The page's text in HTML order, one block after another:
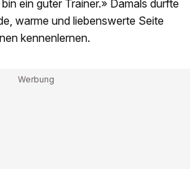
ein guter Trainer.» Damals durfte
warme und liebenswerte Seite
kennenlernen.